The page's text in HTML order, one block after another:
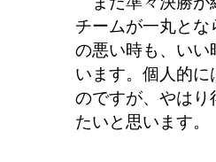
チームが一丸と
の悪い時も、いい
います。個人的
のですが、やはり
たいと思います。